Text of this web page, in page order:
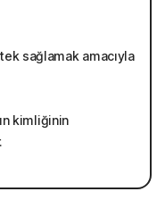
sağlamak amacıyla
kimliğinin